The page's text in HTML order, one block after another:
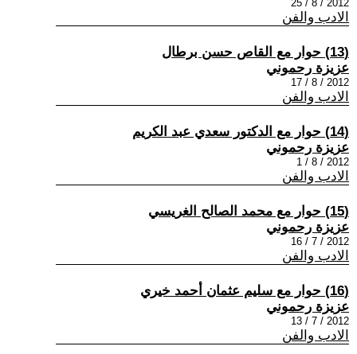
2012 / 8 / 25
الادب والفن
(13) حوار مع القاص حسن برطال
عزيزة رحموني
2012 / 8 / 17
الادب والفن
(14) حوار مع الدكتور سعدي عبد الكريم
عزيزة رحموني
2012 / 8 / 1
الادب والفن
(15) حوار مع محمد الصالح الغريسي
عزيزة رحموني
2012 / 7 / 16
الادب والفن
(16) حوار مع سليم عثمان أحمد خيري
عزيزة رحموني
2012 / 7 / 13
الادب والفن